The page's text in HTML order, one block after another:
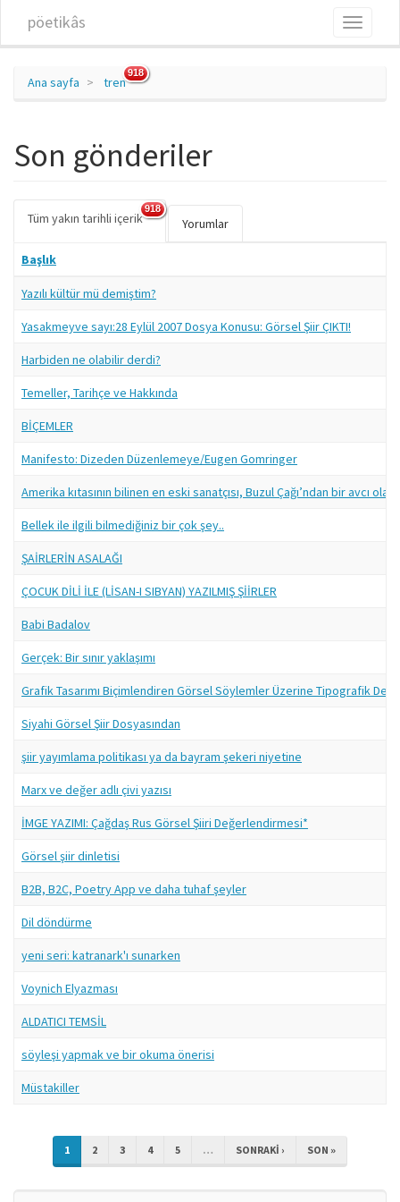
pöetikâs
Toggle
Ana sayfa tren
918
Son gönderiler
Birincil sekmeler
Tüm yakın tarihli içerik(etkin
918
Yorumlar
Başlık
Yazılı kültür mü demiştim?
Yasakmeyve sayı:28 Eylül 2007 Dosya Konusu: Görsel Şiir ÇIKTI!
Harbiden ne olabilir derdi?
Temeller, Tarihçe ve Hakkında
BİÇEMLER
Manifesto: Dizeden Düzenlemeye/Eugen Gomringer
Amerika kıtasının bilinen en eski sanatçısı, Buzul Çağı’ndan bir avcı
Bellek ile ilgili bilmediğiniz bir çok şey..
ŞAİRLERİN ASALAĞI
ÇOCUK DİLİ İLE (LİSAN-I SIBYAN) YAZILMIŞ ŞİİRLER
Babi Badalov
Gerçek: Bir sınır yaklaşımı
Grafik Tasarımı Biçimlendiren Görsel Söylemler Üzerine Tipografik
Siyahi Görsel Şiir Dosyasından
şiir yayımlama politikası ya da bayram şekeri niyetine
Marx ve değer adlı çivi yazısı
İMGE YAZIMI: Çağdaş Rus Görsel Şiiri Değerlendirmesi*
Görsel şiir dinletisi
B2B, B2C, Poetry App ve daha tuhaf şeyler
Dil döndürme
yeni seri: katranark'ı sunarken
Voynich Elyazması
ALDATICI TEMSİL
söyleşi yapmak ve bir okuma önerisi
Müstakiller
1 2 3 4 5 … SONRAKI › SON »